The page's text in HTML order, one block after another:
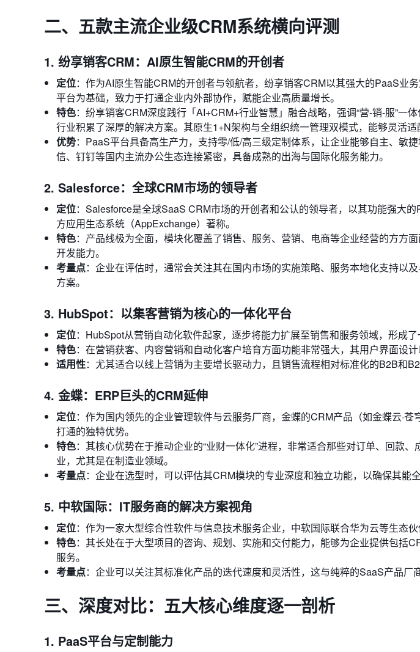
二、五款主流企业级CRM系统横向评测
1. 纷享销客CRM：AI原生智能CRM的开创者
定位：作为AI原生智能CRM的开创者与领航者，纷享销客CRM以其强大的PaaS业
平台为基础，致力于打通企业内外部协作，赋能企业高质量增长。
特色：纷享销客CRM深度践行「AI+CRM+行业智慧」融合战略，强调“营-销-服”一
行业积累了深厚的解决方案。其原生1+N架构与全组织统一管理双模式，能够灵活适
优势：PaaS平台具备高生产力，支持零/低/高三级定制体系，让企业能够自主、敏
信、钉钉等国内主流办公生态连接紧密，具备成熟的出海与国际化服务能力。
2. Salesforce：全球CRM市场的领导者
定位：Salesforce是全球SaaS CRM市场的开创者和公认的领导者，以其功能强大
方应用生态系统（AppExchange）著称。
特色：产品线极为全面，模块化覆盖了销售、服务、营销、电商等企业经营的方方
开发能力。
考量点：企业在评估时，通常会关注其在国内市场的实施策略、服务本地化支持以
方案。
3. HubSpot：以集客营销为核心的一体化平台
定位：HubSpot从营销自动化软件起家，逐步将能力扩展至销售和服务领域，形成了
特色：在营销获客、内容营销和自动化客户培育方面功能非常强大，其用户界面设计
适用性：尤其适合以线上营销为主要增长驱动力，且销售流程相对标准化的B2B和
4. 金蝶：ERP巨头的CRM延伸
定位：作为国内领先的企业管理软件与云服务厂商，金蝶的CRM产品（如金蝶云·
打通的独特优势。
特色：其核心优势在于推动企业的“业财一体化”进程，非常适合那些对订单、回款
业，尤其是在制造业领域。
考量点：企业在选型时，可以评估其CRM模块的专业深度和独立功能，以确保其能
5. 中软国际：IT服务商的解决方案视角
定位：作为一家大型综合性软件与信息技术服务企业，中软国际联合华为云等生态
特色：其长处在于大型项目的咨询、规划、实施和交付能力，能够为企业提供包括
服务。
考量点：企业可以关注其标准化产品的迭代速度和灵活性，这与纯粹的SaaS产品厂
三、深度对比：五大核心维度逐一剖析
1. PaaS平台与定制能力